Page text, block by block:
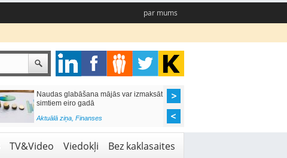
par mums
Naudas glabāšana mājās var izmaksāt
simtiem eiro gadā
Aktuālā ziņa, Finanses
TV&Video Viedokļi Bez kaklasaites